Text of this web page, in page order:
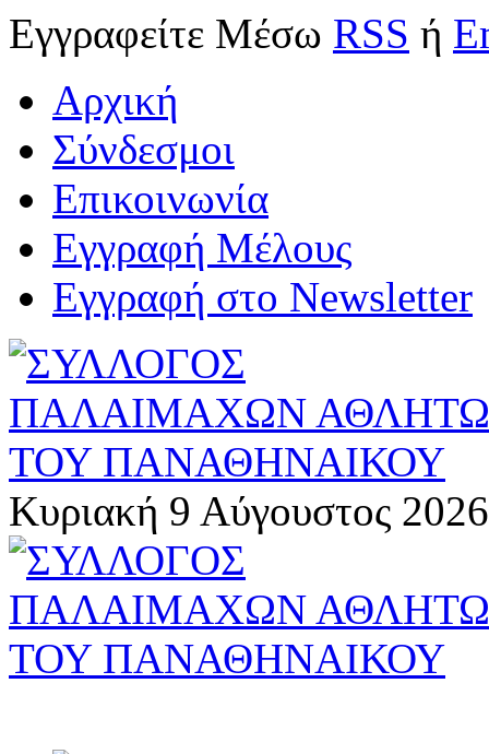
Εγγραφείτε Μέσω RSS ή
Αρχική
Σύνδεσμοι
Επικοινωνία
Εγγραφή Μέλους
Εγγραφή στο Newsletter
Κυριακή 9 Αύγουστος